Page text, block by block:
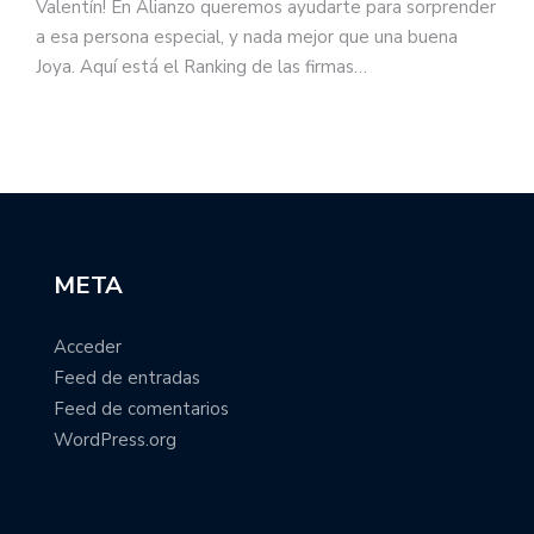
Valentín! En Alianzo queremos ayudarte para sorprender
a esa persona especial, y nada mejor que una buena
Joya. Aquí está el Ranking de las firmas…
META
Acceder
Feed de entradas
Feed de comentarios
WordPress.org